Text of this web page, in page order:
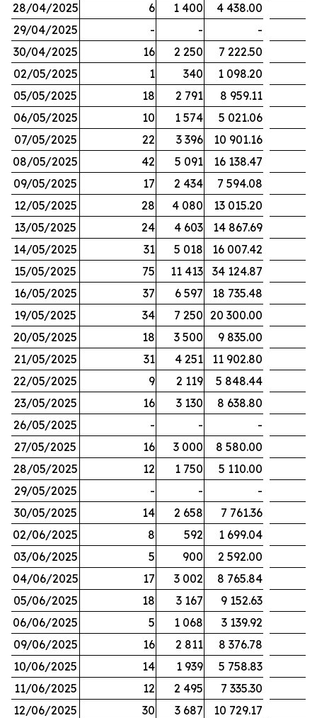
28/04/2025
6 1 400
4 438.00
29/04/2025
- -
-
30/04/2025
16 2 250
7 222.50
02/05/2025
1 340
1 098.20
05/05/2025
18 2 791
8 959.11
06/05/2025
10 1 574
5 021.06
07/05/2025
22 3 396
10 901.16
08/05/2025
42 5 091
16 138.47
09/05/2025
17 2 434
7 594.08
12/05/2025
28 4 080
13 015.20
13/05/2025
24 4 603
14 867.69
14/05/2025
31 5 018
16 007.42
15/05/2025
75 11 413
34 124.87
16/05/2025
37 6 597
18 735.48
19/05/2025
34 7 250 20 300.00
20/05/2025
18 3 500
9 835.00
21/05/2025
31 4 251
11 902.80
22/05/2025
9 2 119
5 848.44
23/05/2025
16 3 130
8 638.80
26/05/2025
- -
-
27/05/2025
16 3 000
8 580.00
28/05/2025
12 1 750
5 110.00
29/05/2025
- -
-
30/05/2025
14 2 658
7 761.36
02/06/2025
8 592
1 699.04
03/06/2025
5 900
2 592.00
04/06/2025
17 3 002
8 765.84
05/06/2025
18 3 167
9 152.63
06/06/2025
5 1 068
3 139.92
09/06/2025
16 2 811
8 376.78
10/06/2025
14 1 939
5 758.83
11/06/2025
12 2 495
7 335.30
12/06/2025
30 3 687
10 729.17